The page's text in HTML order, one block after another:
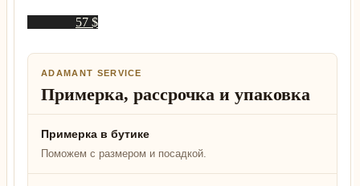
57 $
ADAMANT SERVICE
Примерка, рассрочка и упаковка
Примерка в бутике
Поможем с размером и посадкой.